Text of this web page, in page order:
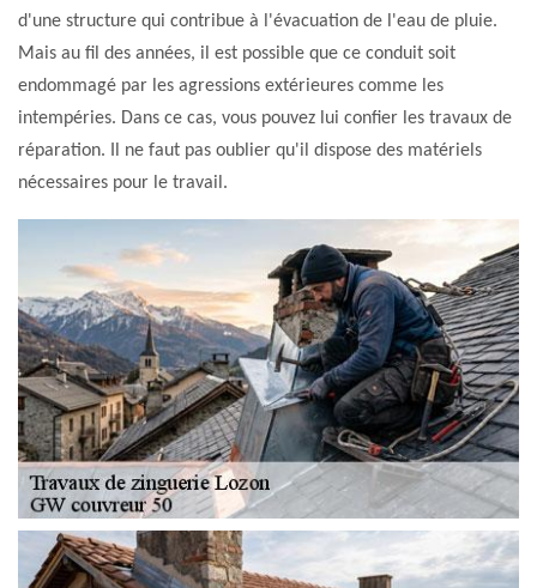
d'une structure qui contribue à l'évacuation de l'eau de pluie.
Mais au fil des années, il est possible que ce conduit soit
endommagé par les agressions extérieures comme les
intempéries. Dans ce cas, vous pouvez lui confier les travaux de
réparation. Il ne faut pas oublier qu'il dispose des matériels
nécessaires pour le travail.